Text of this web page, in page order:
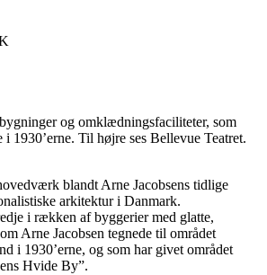
og omklædningsfaciliteter, som
i 1930’erne. Til højre ses Bellevue Teatret.
blandt Arne Jacobsens tidlige
arkitektur i Danmark.
i rækken af byggerier med glatte,
Arne Jacobsen tegnede til området
i 1930’erne, og som har givet området
Hvide By”.